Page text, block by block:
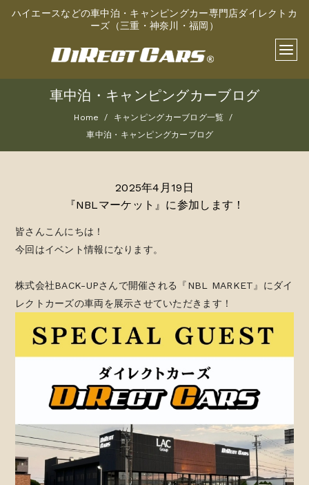
ハイエースなどの車中泊・キャンピングカー専門店ダイレクトカ
ーズ（三重・神奈川・福岡）
車中泊・キャンピングカーブログ
Home
キャンピングカーブログ一覧
車中泊・キャンピングカーブログ
2025年4月19日
『NBLマーケット』に参加します！
皆さんこんにちは！
今回はイベント情報になります。
株式会社BACK-UPさんで開催される『NBL MARKET』にダイ
レクトカーズの車両を展示させていただきます！